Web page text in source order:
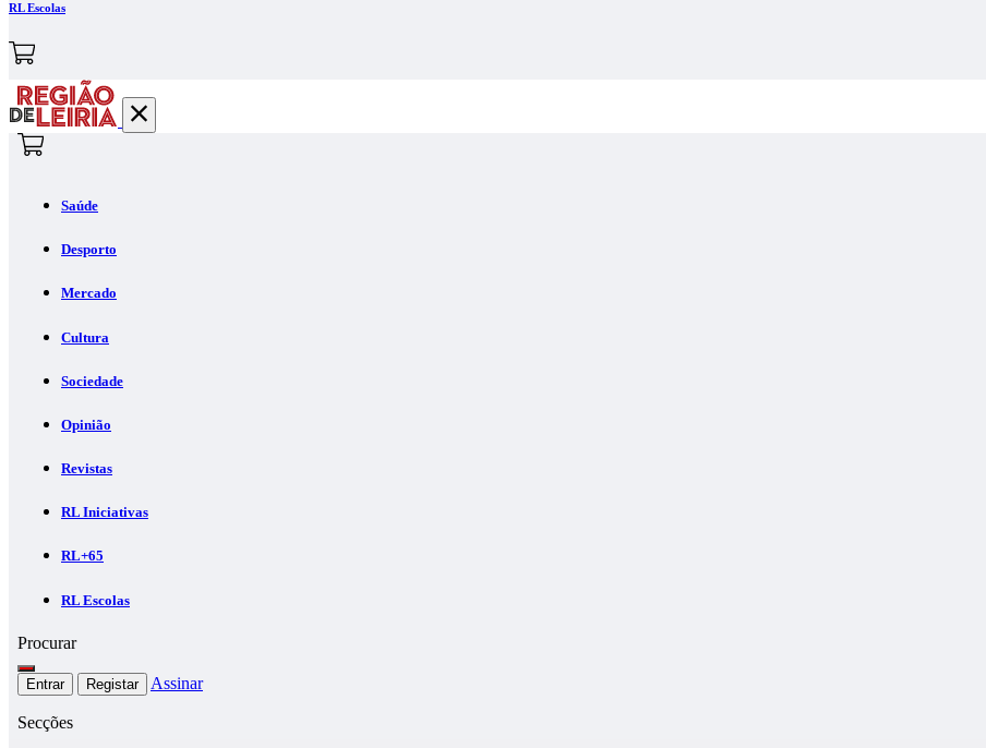
RL Escolas
Saúde
Desporto
Mercado
Cultura
Sociedade
Opinião
Revistas
RL Iniciativas
RL+65
RL Escolas
Procurar
Entrar Registar Assinar
Secções